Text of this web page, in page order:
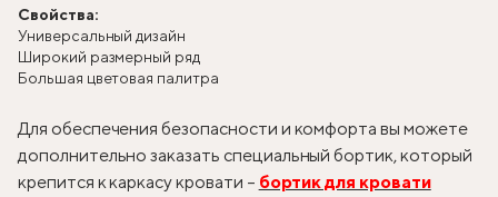
Свойства:
Универсальный дизайн
Широкий размерный ряд
Большая цветовая палитра
Для обеспечения безопасности и комфорта вы можете
дополнительно заказать специальный бортик, который
крепится к каркасу кровати – бортик для кровати